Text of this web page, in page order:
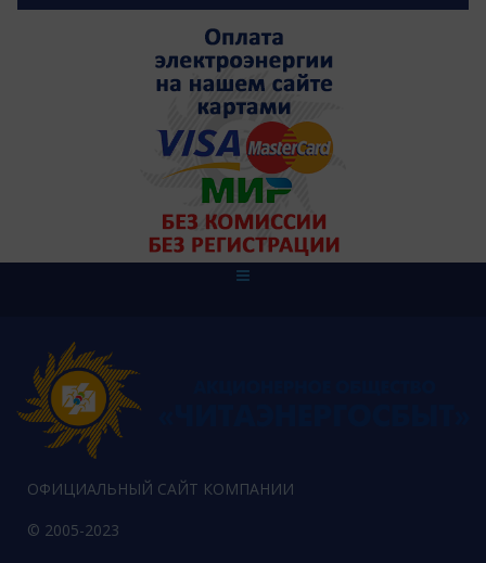
ОФИЦИАЛЬНЫЙ САЙТ КОМПАНИИ
© 2005-2023